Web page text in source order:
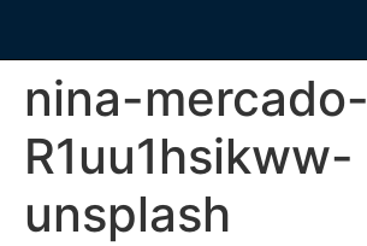
nina-mercado-
R1uu1hsikww-
unsplash